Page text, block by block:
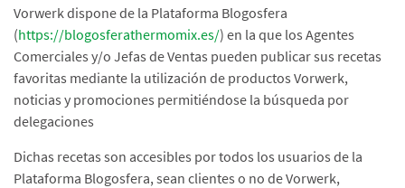
Vorwerk dispone de la Plataforma Blogosfera
(https://blogosferathermomix.es/) en la que los Agentes
Comerciales y/o Jefas de Ventas pueden publicar sus recetas
favoritas mediante la utilización de productos Vorwerk,
noticias y promociones permitiéndose la búsqueda por
delegaciones
Dichas recetas son accesibles por todos los usuarios de la
Plataforma Blogosfera, sean clientes o no de Vorwerk,